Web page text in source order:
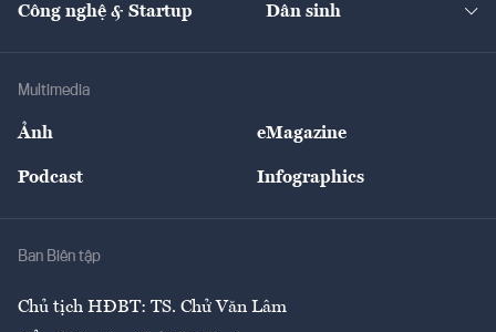
Tư vấn Nông sản
Giải trí
Công nghệ & Startup Dân sinh
Multimedia
Ảnh eMagazine
Podcast Infographics
Ban Biên tập
Chủ tịch HĐBT: TS. Chử Văn Lâm